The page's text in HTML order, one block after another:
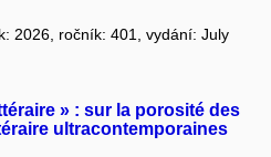
2026, ročník: 401, vydání: July
» : sur la porosité des
ultracontemporaines